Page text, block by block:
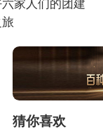
家人们的团建
猜你喜欢